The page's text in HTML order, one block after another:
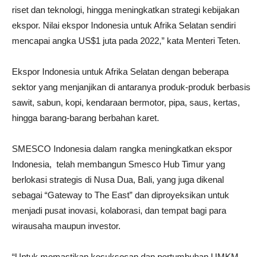
riset dan teknologi, hingga meningkatkan strategi kebijakan
ekspor. Nilai ekspor Indonesia untuk Afrika Selatan sendiri
mencapai angka US$1 juta pada 2022,” kata Menteri Teten.
Ekspor Indonesia untuk Afrika Selatan dengan beberapa
sektor yang menjanjikan di antaranya produk-produk berbasis
sawit, sabun, kopi, kendaraan bermotor, pipa, saus, kertas,
hingga barang-barang berbahan karet.
SMESCO Indonesia dalam rangka meningkatkan ekspor
Indonesia, telah membangun Smesco Hub Timur yang
berlokasi strategis di Nusa Dua, Bali, yang juga dikenal
sebagai “Gateway to The East” dan diproyeksikan untuk
menjadi pusat inovasi, kolaborasi, dan tempat bagi para
wirausaha maupun investor.